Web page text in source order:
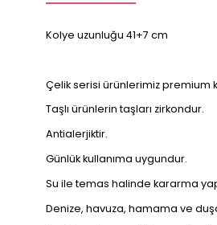
Kolye uzunluğu 41+7 cm
Çelik serisi ürünlerimiz premium
Taşlı ürünlerin taşları zirkondur.
Antialerjiktir.
Günlük kullanıma uygundur.
Su ile temas halinde kararma
Denize, havuza, hamama ve